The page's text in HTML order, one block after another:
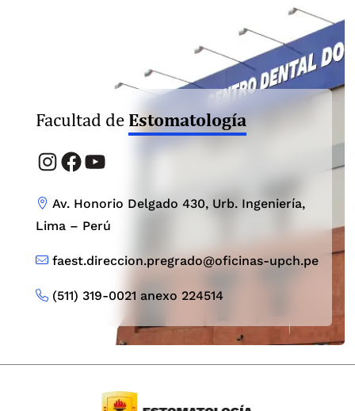
Facultad de Estomatología
Instagram
Facebook
YouTube
Av. Honorio Delgado 430, Urb. Ingeniería,
Lima – Perú
faest.direccion.pregrado@oficinas-upch.pe
(511) 319-0021 anexo 224514